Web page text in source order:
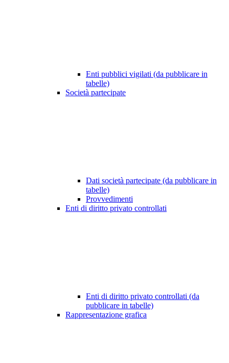
Enti pubblici vigilati (da pubblicare in
tabelle)
Società partecipate
Dati società partecipate (da pubblicare in
tabelle)
Provvedimenti
Enti di diritto privato controllati
Enti di diritto privato controllati (da
pubblicare in tabelle)
Rappresentazione grafica